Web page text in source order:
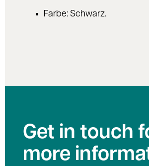
Farbe: Schwarz.
Get in touch
more